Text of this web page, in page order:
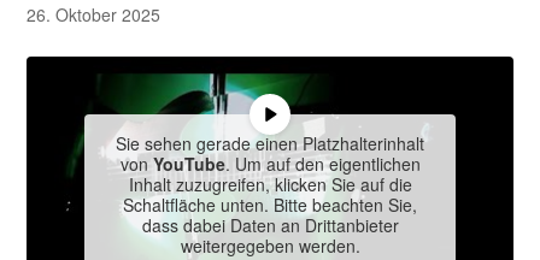
26. Oktober 2025
Sie sehen gerade einen Platzhalterinhalt
von YouTube. Um auf den eigentlichen
Inhalt zuzugreifen, klicken Sie auf die
Schaltfläche unten. Bitte beachten Sie,
dass dabei Daten an Drittanbieter
weitergegeben werden.